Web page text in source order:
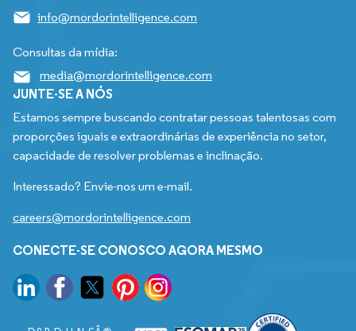
info@mordorintelligence.com
Consultas da mídia:
media@mordorintelligence.com
JUNTE-SE A NÓS
Estamos sempre buscando contratar pessoas talentosas com
proporções iguais e extraordinárias de experiência no setor,
capacidade de resolver problemas e inclinação.
Interessado? Envie-nos um e-mail.
careers@mordorintelligence.com
CONECTE-SE CONOSCO AGORA MESMO